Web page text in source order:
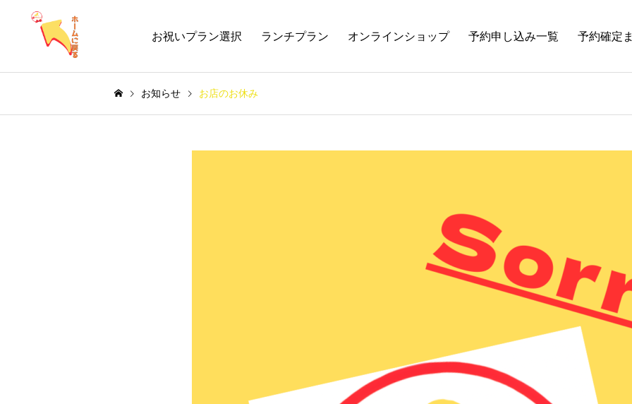
お祝いプラン選択 ランチプラン オンラインショップ 予約申し込み一覧 予約確定
お知らせ お店のお休み